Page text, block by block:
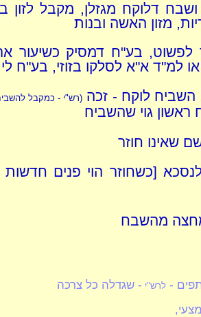
ושבח דלוקח מגזלן, מקבל לזון
מזון האשה ובנות
בע"ח דמסיק כשיעור
למ"ד א"א לסלקו בזוזי, בע"ח
השביח לוקח - זכה (רש"י - כמקבל
ראשון גוי שהשביח
שאינו חוזר
[כשחוזר הוי פנים
מחצה מהשבח
- לרש"י - שגדלה כל צרכה